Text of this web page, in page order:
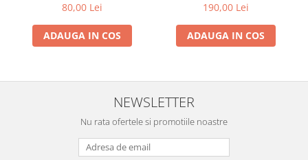
SET MIC
80,00 Lei
ADAUGA IN COS
250 ml + ulei 100 ml)
190,00 Lei
ADAUGA IN COS
NEWSLETTER
Nu rata ofertele si promotiile noastre